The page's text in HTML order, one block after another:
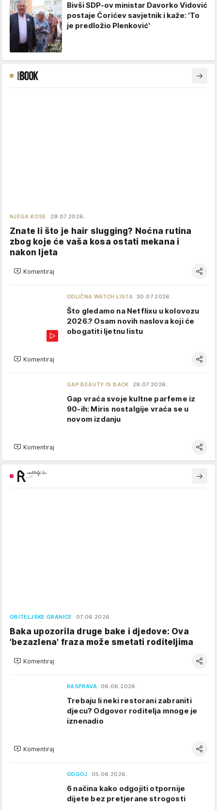
Bivši SDP-ov ministar Davorko Vidović
postaje Ćorićev savjetnik i kaže: 'To
je predložio Plenković'
NJEGA KOSE 29.07.2026.
Znate li što je hair slugging? Noćna rutina
zbog koje će vaša kosa ostati mekana i
nakon ljeta
Komentiraj
ODLIČNA WATCH LISTA 30.07.2026.
Što gledamo na Netflixu u kolovozu
2026.? Osam novih naslova koji će
obogatiti ljetnu listu
Komentiraj
GAP BEAUTY IS BACK 29.07.2026.
Gap vraća svoje kultne parfeme iz
90-ih: Miris nostalgije vraća se u
novom izdanju
Komentiraj
OBITELJSKE GRANICE 07.06.2026.
Baka upozorila druge bake i djedove: Ova
'bezazlena' fraza može smetati roditeljima
Komentiraj
RASPRAVA 06.06.2026.
Trebaju li neki restorani zabraniti
djecu? Odgovor roditelja mnoge je
iznenadio
Komentiraj
ODGOJ 05.06.2026.
6 načina kako odgojiti otpornije
dijete bez pretjerane strogosti